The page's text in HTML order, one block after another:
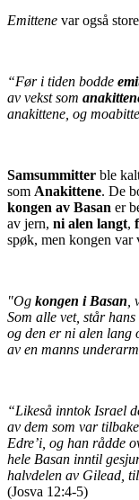
Emittene var også
“Før i tiden bodde
av vekst som
anakittene, og
Samsummitter ble
som Anakittene. De
kongen av Basan er
av jern, ni alen langt,
spøk, men kongen
"Og kongen i Basan
Som alle vet, står
og den er ni alen lang
av en manns
“Likeså inntok Israel
av dem som var
Edre’i, og han rådde
hele Basan inntil
halvdelen av Gilead,
(Josva 12:4-5)